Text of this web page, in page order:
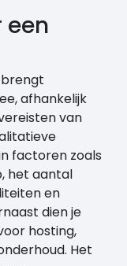
een
afhankelijk
van
factoren zoals
het aantal
en
dien je
hosting,
Het